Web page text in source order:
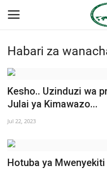
Ingia
Nyumba
Onyesho la Majaribio
Jukwaa la Nasser la
Wasiliana
Habari za
Kesho.. Uzinduzi wa
Julai ya Kimawazo...
Jul 22, 2023
Hotuba ya